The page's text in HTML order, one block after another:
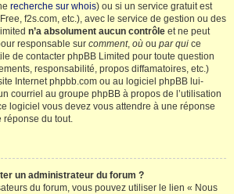
recherche sur whois) ou si un service gratuit est
f2s.com, etc.), avec le service de gestion ou des
n’a absolument aucun contrôle et ne peut
responsable sur comment, où ou par qui ce
de contacter phpBB Limited pour toute question
responsabilité, propos diffamatoires, etc.)
Internet phpbb.com ou au logiciel phpBB lui-
courriel au groupe phpBB à propos de l’utilisation
logiciel vous devez vous attendre à une réponse
réponse du tout.
un administrateur du forum ?
du forum, vous pouvez utiliser le lien « Nous